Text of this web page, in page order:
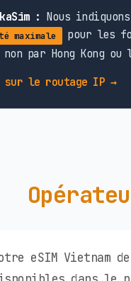
: Nous
maximale
pour les
par Hong Kong ou
sur le routage IP →
eSIM Vietnam